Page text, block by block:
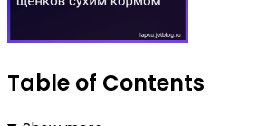
Table of Contents